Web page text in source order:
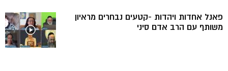
פאנל אחדות ויהדות -קטעים נבחרים מראיון
משותף עם הרב אדם סיני